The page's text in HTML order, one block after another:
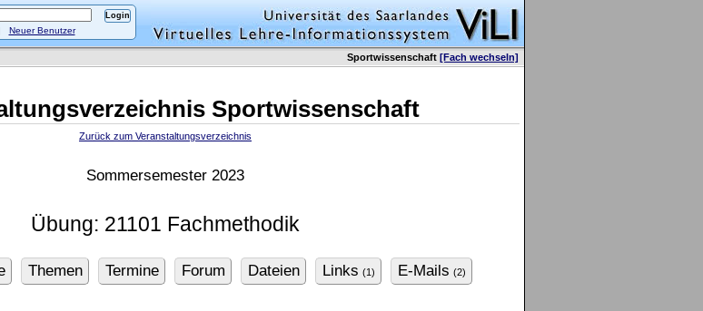
Neuer Benutzer
Sportwissenschaft [Fach wechseln]
Sportwissenschaft
Zurück zum Veranstaltungsverzeichnis
Sommersemester 2023
Übung: 21101 Fachmethodik
Themen Termine Forum Dateien Links (1) E-Mails (2)